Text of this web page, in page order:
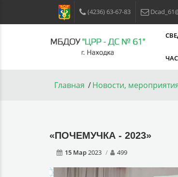
(4236) 63-67-83
Главная Новости,
«ПОЧЕМУЧКА - 2023»
15 Мар2023 499